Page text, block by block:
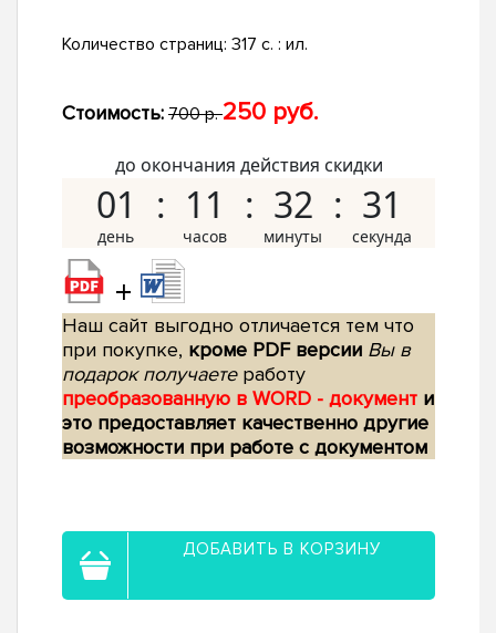
Количество страниц: 317 с. : ил.
Стоимость: 700 р.250 руб.
до окончания действия скидки
01 11 32 30
+
Наш сайт выгодно отличается тем что
при покупке, кроме PDF версии Вы в
подарок получаетеработу
преобразованную в WORD - документ и
это предоставляет качественно другие
возможности при работе с документом
ДОБАВИТЬ В КОРЗИНУ